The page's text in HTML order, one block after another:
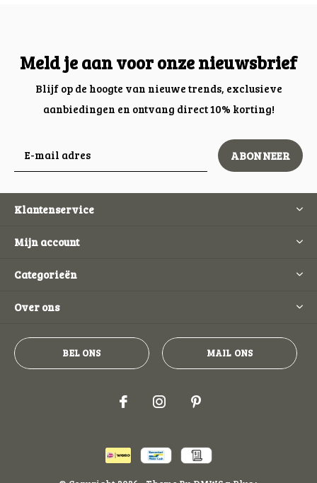
Meld je aan voor onze nieuwsbrief
Blijf op de hoogte van nieuwe trends, exclusieve
aanbiedingen en ontvang direct 10% korting!
ABONNEER
Klantenservice
Mijn account
Categorieën
Over ons
BEL ONS MAIL ONS